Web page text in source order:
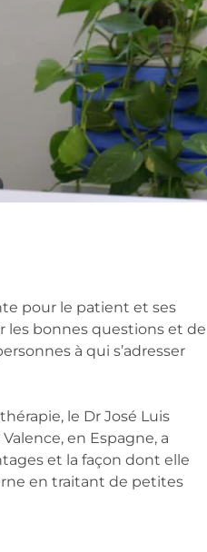
pour le patient et ses
les bonnes questions et de
à qui s’adresser
le Dr José Luis
en Espagne, a
et la façon dont elle
en traitant de petites